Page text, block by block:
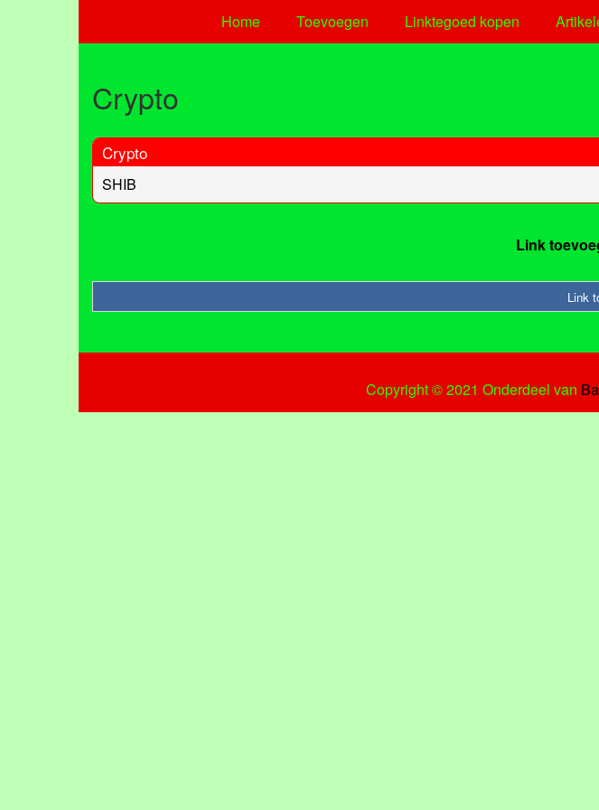
Home Toevoegen Linktegoed kopen
Crypto
Crypto
SHIB
Link
Link
Copyright © 2021 Onderdeel van